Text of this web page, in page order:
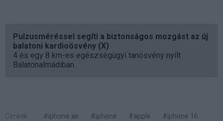
Pulzusméréssel segíti a biztonságos mozgást az új
balatoni kardioösvény (X)
4 és egy 8 km-es egészségügyi tanösvény nyílt
Balatonalmádiban.
Címkék: #iphone air #iphone #apple #iphone 16